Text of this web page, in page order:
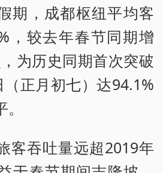
期，成都枢纽平均客
，较去年春节同期增
为历史同期首次突破
正月初七）达94.1%
客吞吐量远超2019年